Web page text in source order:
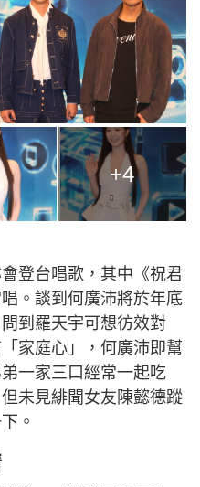
+4
登台唱歌，其中《祝君
。談到何廣沛將於年底
到羅天宇可想彷效對
家庭心」，何廣沛即幫
一家三口經常一起吃
未見緋聞女友陳懿德蹤
。